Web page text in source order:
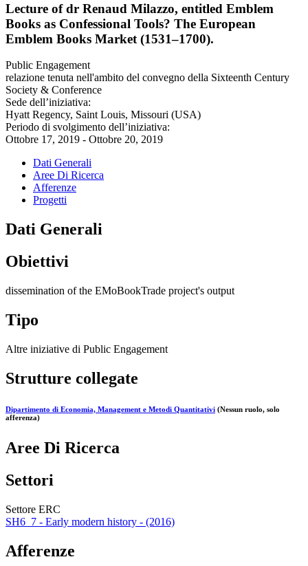
Lecture of dr Renaud Milazzo, entitled Emblem
Books as Confessional Tools? The European
Emblem Books Market (1531–1700).
Public Engagement
relazione tenuta nell'ambito del convegno della Sixteenth Century
Society & Conference
Sede dell’iniziativa:
Hyatt Regency, Saint Louis, Missouri (USA)
Periodo di svolgimento dell’iniziativa:
Ottobre 17, 2019 - Ottobre 20, 2019
Dati Generali
Aree Di Ricerca
Afferenze
Progetti
Dati Generali
Obiettivi
dissemination of the EMoBookTrade project's output
Tipo
Altre iniziative di Public Engagement
Strutture collegate
Dipartimento di Economia, Management e Metodi Quantitativi (Nessun ruolo, solo
afferenza)
Aree Di Ricerca
Settori
Settore ERC
SH6_7 - Early modern history - (2016)
Afferenze